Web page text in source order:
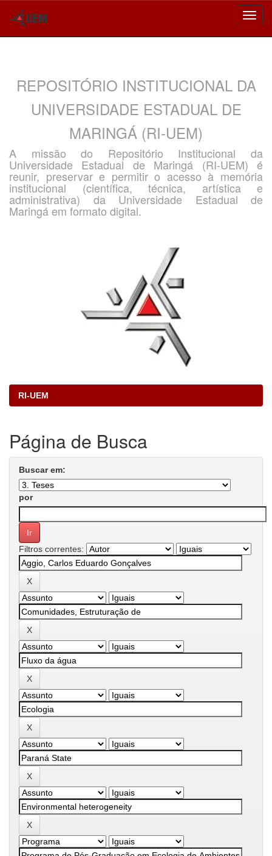
REPOSITÓRIO INSTITUCIONAL DA
UNIVERSIDADE ESTADUAL DE
MARINGÁ (RI-UEM)
A missão do Repositório Institucional da
Universidade Estadual de Maringá (RI-UEM) é
reunir, preservar e permitir o acesso à memória
institucional (científica, técnica, artística e
administrativa) da Universidade Estadual de
Maringá em formato digital.
RI-UEM
Página de Busca
Buscar em:
por
Filtros correntes: